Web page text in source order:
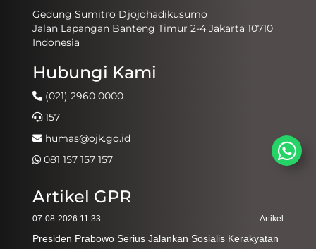
Gedung Sumitro Djojohadikusumo
Jalan Lapangan Banteng Timur 2-4 Jakarta 10710
Indonesia
Hubungi Kami
(021) 2960 0000
157
humas@ojk.go.id
081 157 157 157
Artikel GPR
Artikel
07-08-2026 11:33
Presiden Prabowo Serius Jalankan Sosialis Kerakyatan